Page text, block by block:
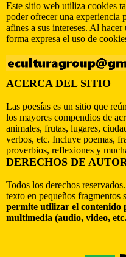
Este sitio web utiliza cookies
poder ofrecer una experiencia
afines a sus intereses. Al
forma expresa el uso de
ACERCA DEL SITIO
Las poesías es un sitio que
los mayores compendios de
animales, frutas, lugares,
verbos, etc. Incluye poemas,
proverbios, reflexiones y
DERECHOS DE
Todos los derechos
texto en pequeños fragmentos
permite utilizar el contenido
multimedia (audio, video,